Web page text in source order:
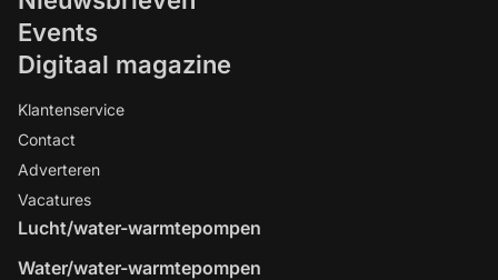
Events
Digitaal magazine
Klantenservice
Contact
Adverteren
Vacatures
Lucht/water-warmtepompen
Water/water-warmtepompen